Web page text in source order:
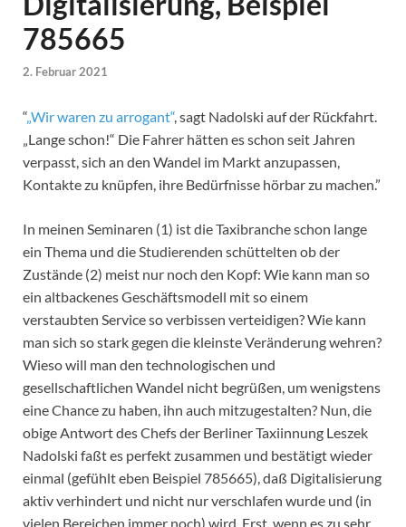
785665
2. Februar 2021
“„Wir waren zu arrogant“, sagt Nadolski auf der Rückfahrt.
„Lange schon!“ Die Fahrer hätten es schon seit Jahren
verpasst, sich an den Wandel im Markt anzupassen,
Kontakte zu knüpfen, ihre Bedürfnisse hörbar zu machen.”
In meinen Seminaren (1) ist die Taxibranche schon lange
ein Thema und die Studierenden schüttelten ob der
Zustände (2) meist nur noch den Kopf: Wie kann man so
ein altbackenes Geschäftsmodell mit so einem
verstaubten Service so verbissen verteidigen? Wie kann
man sich so stark gegen die kleinste Veränderung wehren?
Wieso will man den technologischen und
gesellschaftlichen Wandel nicht begrüßen, um wenigstens
eine Chance zu haben, ihn auch mitzugestalten? Nun, die
obige Antwort des Chefs der Berliner Taxiinnung Leszek
Nadolski faßt es perfekt zusammen und bestätigt wieder
einmal (gefühlt eben Beispiel 785665), daß Digitalisierung
aktiv verhindert und nicht nur verschlafen wurde und (in
vielen Bereichen immer noch) wird. Erst, wenn es zu sehr